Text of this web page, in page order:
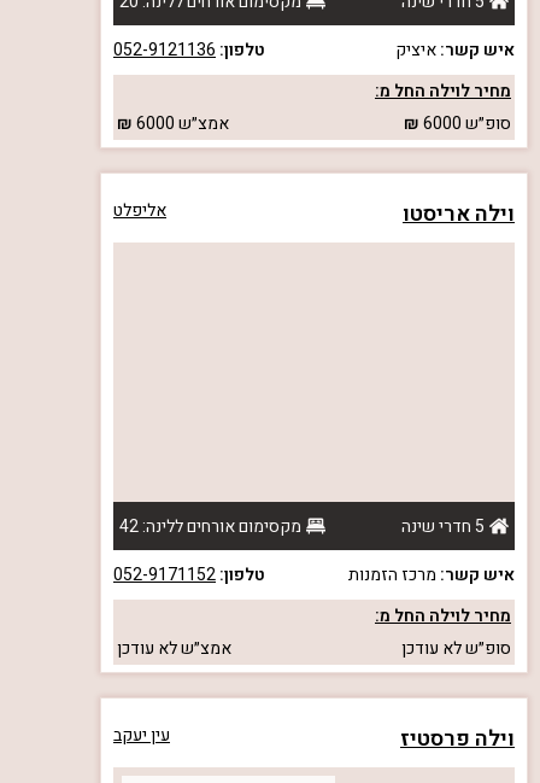
איש קשר:איציק טלפון: 052-9121136
מחיר לוילה החל מ:
סופ״ש6000 אמצ״ש6000
וילה אריסטו אליפלט
5 חדרי שינה
מקסימום אורחים ללינה: 42
איש קשר: מרכז הזמנות טלפון:052-9171152
מחיר לוילה החל מ:
סופ״שלא עודכן אמצ״שלא עודכן
וילה פרסטיז עין יעקב